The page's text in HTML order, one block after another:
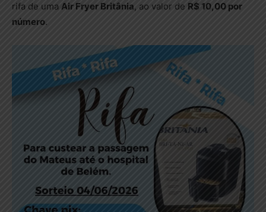
rifa de uma Air Fryer Britânia, ao valor de R$ 10,00 por
número.